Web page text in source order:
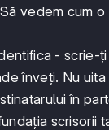
vedem cum
- scrie-ți
înveți. Nu uita
în
scrisorii